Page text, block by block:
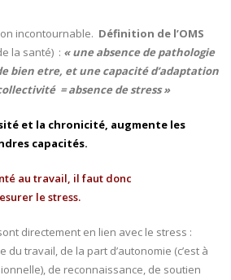
incontournable. Définition de l’OMS
la santé) : « une absence de pathologie
bien etre, et une capacité d’adaptation
= absence de stress »
et la chronicité, augmente les
capacités.
au travail, il faut donc
le stress.
directement en lien avec le stress :
du travail, de la part d’autonomie (c’est à
de reconnaissance, de soutien